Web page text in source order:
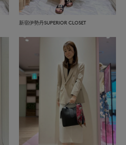
新宿伊勢丹SUPERIOR CLOSET